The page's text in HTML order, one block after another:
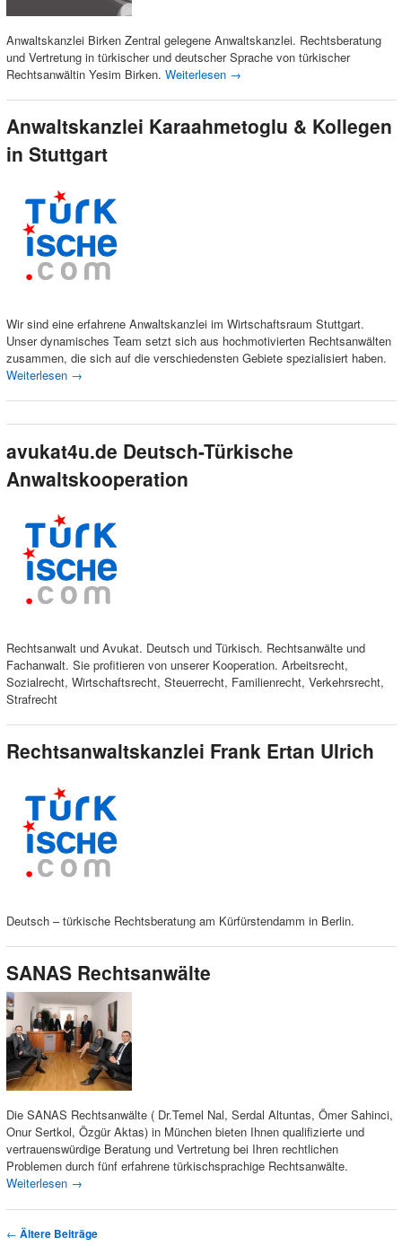
Anwaltskanzlei Birken Zentral gelegene Anwaltskanzlei. Rechtsberatung
und Vertretung in türkischer und deutscher Sprache von türkischer
Rechtsanwältin Yesim Birken. Weiterlesen →
Anwaltskanzlei Karaahmetoglu & Kollegen
in Stuttgart
Wir sind eine erfahrene Anwaltskanzlei im Wirtschaftsraum Stuttgart.
Unser dynamisches Team setzt sich aus hochmotivierten Rechtsanwälten
zusammen, die sich auf die verschiedensten Gebiete spezialisiert haben.
Weiterlesen →
avukat4u.de Deutsch-Türkische
Anwaltskooperation
Rechtsanwalt und Avukat. Deutsch und Türkisch. Rechtsanwälte und
Fachanwalt. Sie profitieren von unserer Kooperation. Arbeitsrecht,
Sozialrecht, Wirtschaftsrecht, Steuerrecht, Familienrecht, Verkehrsrecht,
Strafrecht
Rechtsanwaltskanzlei Frank Ertan Ulrich
Deutsch – türkische Rechtsberatung am Kürfürstendamm in Berlin.
SANAS Rechtsanwälte
Die SANAS Rechtsanwälte ( Dr.Temel Nal, Serdal Altuntas, Ömer Sahinci,
Onur Sertkol, Özgür Aktas) in München bieten Ihnen qualifizierte und
vertrauenswürdige Beratung und Vertretung bei Ihren rechtlichen
Problemen durch fünf erfahrene türkischsprachige Rechtsanwälte.
Weiterlesen →
Artikelnavigation
← Ältere Beiträge